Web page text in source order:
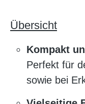
Übersicht
Kompakt
Perfekt für
sowie bei